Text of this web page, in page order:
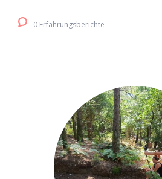
0 Erfahrungsberichte